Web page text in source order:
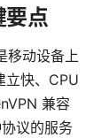
点
移动设备上
立快、CPU
兼容
议的服务